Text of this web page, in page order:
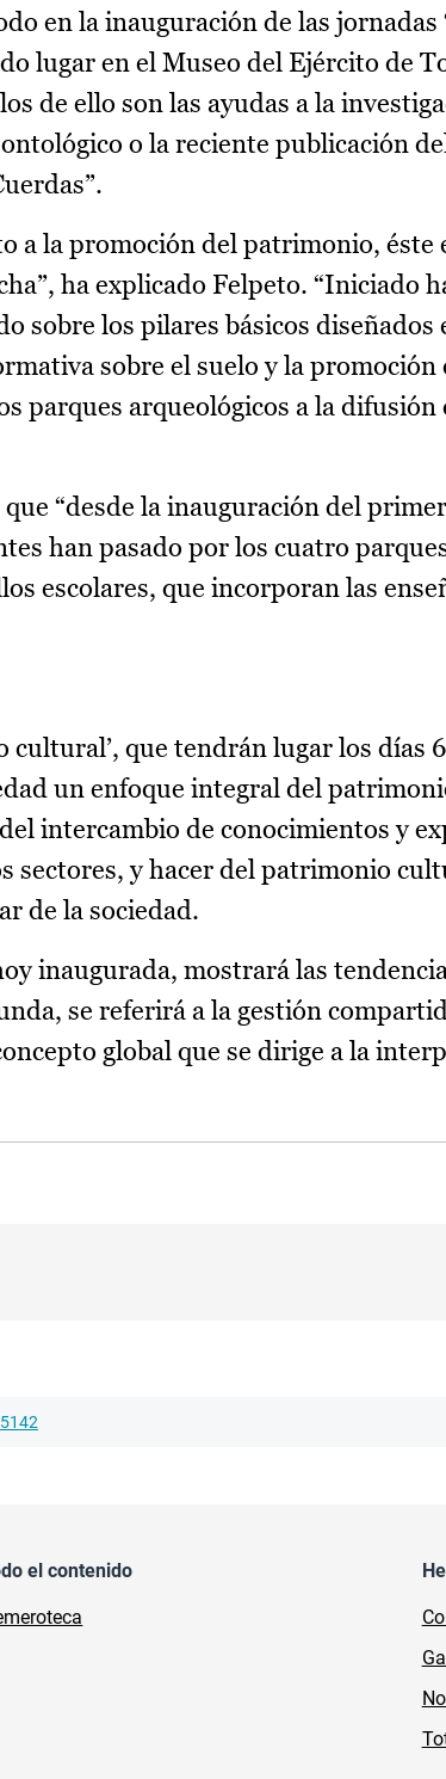
en la inauguración de las jornadas
lugar en el Museo del Ejército de
de ello son las ayudas a la
o la reciente publicación
a la promoción del patrimonio, éste
ha explicado Felpeto. “Iniciado
sobre los pilares básicos diseñados
sobre el suelo y la promoción
parques arqueológicos a la difusión
“desde la inauguración del
han pasado por los cuatro
escolares, que incorporan las
que tendrán lugar los días
un enfoque integral del
intercambio de conocimientos y
sectores, y hacer del patrimonio
de la sociedad.
inaugurada, mostrará las
se referirá a la gestión
global que se dirige a la
el contenido